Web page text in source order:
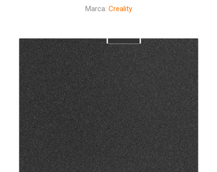
Marca: Creality